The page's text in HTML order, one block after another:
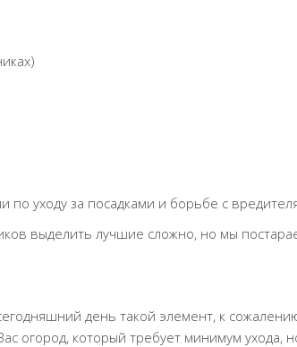
по уходу за посадками и борьбе с
выделить лучшие сложно, но мы
день такой элемент, к
огород, который требует минимум